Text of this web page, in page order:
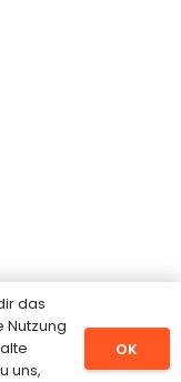
das
Nutzung
uns,
OK